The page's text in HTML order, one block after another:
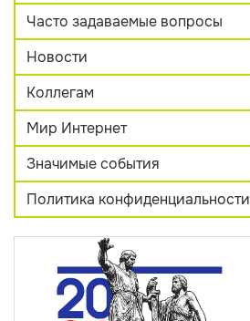
Часто задаваемые вопросы
Новости
Коллегам
Мир Интернет
Значимые события
Политика конфиденциальности